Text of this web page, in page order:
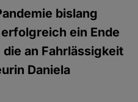
bislang
ein Ende
an Fahrlässigkeit
Daniela